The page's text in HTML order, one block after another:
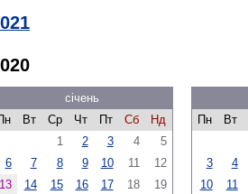
січень
Вт Ср Чт Пт Сб
Нд
1
2 3 4
5
6
7 8 9 10 11
12
13
14 15 16 17 18
19
Пн
Вт
3
4
10
11